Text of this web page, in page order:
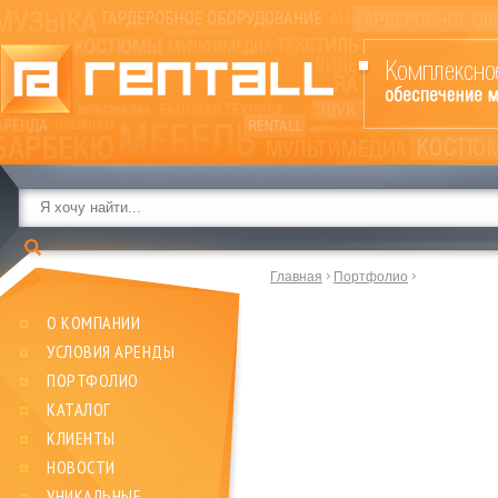
О КОМПАНИИ
УСЛОВИЯ АРЕНДЫ
ПОРТФОЛИО
КАТАЛОГ
КЛИЕНТЫ
НОВОСТИ
Главная Портфолио